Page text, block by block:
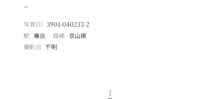
−
写真ID 3901-040233-2
駅 塘沽 路線 京山線
撮影日
不明
1